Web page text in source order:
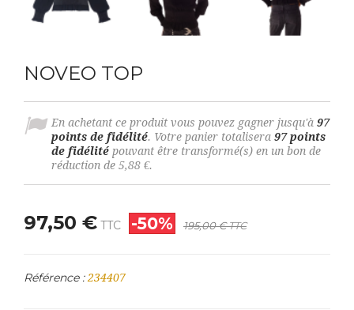
NOVEO TOP
En achetant ce produit vous pouvez gagner jusqu'à 97
points de fidélité. Votre panier totalisera 97points
de fidélité pouvant être transformé(s) en un bon de
réduction de 5,88 €.
97,50 € TTC -50% 195,00 €TTC
Référence : 234407